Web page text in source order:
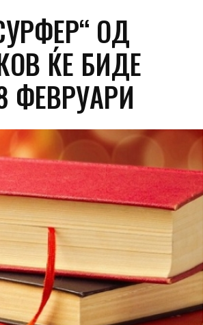
ОД
ЌЕ БИДЕ
ФЕВРУАРИ